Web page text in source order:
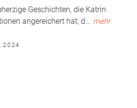
Geschichten, die Katrin
angereichert hat, d... mehr